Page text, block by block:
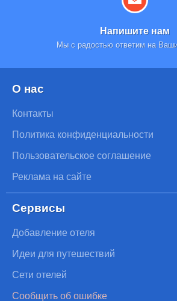
Напишите нам
Мы с радостью ответим на
О нас
Контакты
Политика конфиденциальности
Пользовательское соглашение
Реклама на сайте
Сервисы
Добавление отеля
Идеи для путешествий
Сети отелей
Сообщить об ошибке